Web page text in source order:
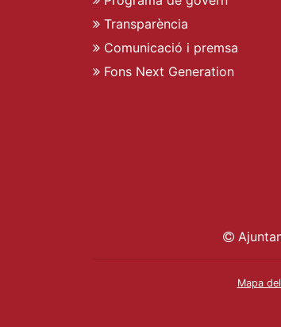
Transparència
Comunicació i premsa
Fons Next Generation
Mapa